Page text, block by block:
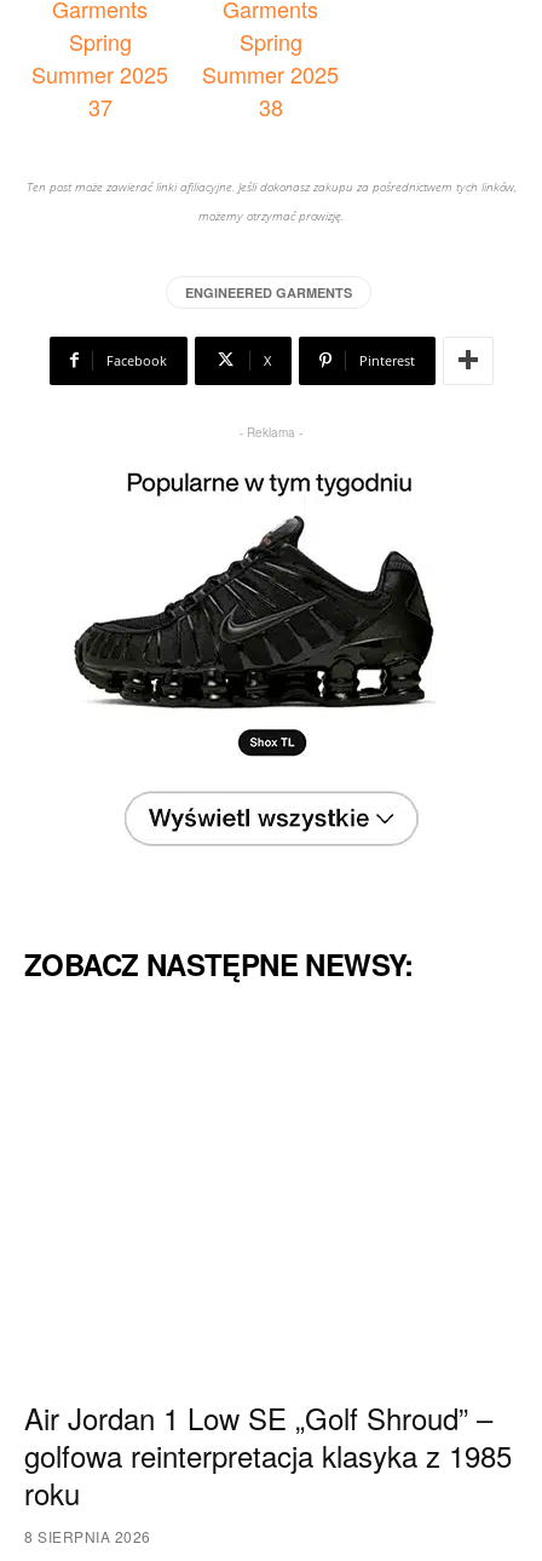
Ten post może zawierać linki afiliacyjne. Jeśli dokonasz zakupu za pośrednictwem tych linków,
możemy otrzymać prowizję.
ENGINEERED GARMENTS
Facebook X Pinterest
- Reklama -
ZOBACZ NASTĘPNE NEWSY:
Air Jordan 1 Low SE „Golf Shroud” –
golfowa reinterpretacja klasyka z 1985
roku
8 SIERPNIA 2026